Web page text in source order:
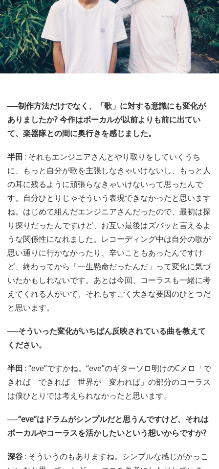
──制作方法だけでなく、「歌」に対する意識にも変化が
ありましたか? 今作はボーカルが以前よりも前に出てい
て、楽器隊との間に奥行きを感じました。
半田 : それもエンジニアさんとやり取りをしていくうち
に、もっと自分が歌を主張しなきゃいけないし、もっと人
の耳に残るように頑張らなきゃいけないって思ったんで
す。自分ひとりじゃそういう表現できなかったと思います
ね。はじめて組んだエンジニアさんだったので、最初は探
り探りだったんですけど、お互い最後はズバッと言えるよ
うな関係性になれました。レコーディング中は自分の歌が
思い通りに行かなかったり、辛いこともあったんですけ
ど、終わってから「一生懸命だったんだ」って変化に気づ
いたかもしれないです。あとは今回、コーラスも一緒に考
えてくれる人がいて、それもすごく大きな要因のひとつだ
と思います。
──そういった変化がいちばん反映されている曲を教えて
ください。
半田 : “eve”ですかね。“eve”のギターソロ明けのCメロ「で
きれば できれば 世界が 変われば」の部分のコーラス
は僕ひとりでは考えられなかったと思います。
──“eve”はドラムがシンプルだと思うんですけど、それは
ボーカルやコーラスを活かしたいという想いからですか?
深谷: そういうのもありますね。シンプルな感じがかっこ